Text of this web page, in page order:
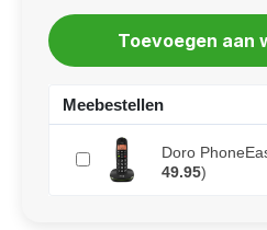
Meebestellen
Doro
49.95)